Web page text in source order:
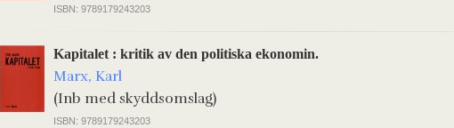
ISBN: 9789179243203
Kapitalet : kritik av den politiska ekonomin.
Marx, Karl
(Inb med skyddsomslag)
ISBN: 9789179243203